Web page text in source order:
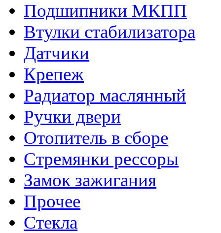
Подшипники МКПП
Втулки стабилизатора
Датчики
Крепеж
Радиатор маслянный
Ручки двери
Отопитель в сборе
Стремянки рессоры
Замок зажигания
Прочее
Стекла